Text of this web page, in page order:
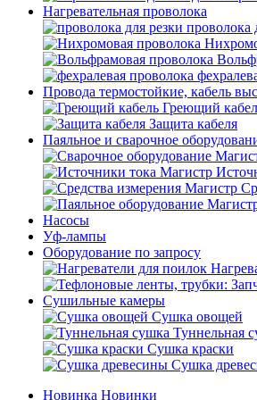
Нагревательная проволока
проволока
Провода термостойкие, кабель
Греющий
Защита кабеля
Паяльное и сварочное
Насосы
Уф-лампы
Оборудование по запросу
Сушильные камеры
Сушка овощей
Туннельная
Сушка краски
Сушка
Новинка Новинки